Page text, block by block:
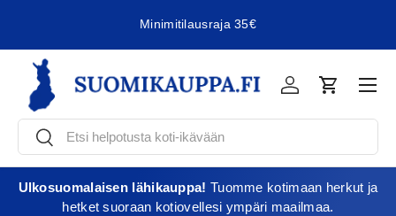
Minimitilausraja 35€
EtsiEtsi
KirjauduOstoskori
Ulkosuomalaisen lähikauppa! Tuomme kotimaan herkut ja
hetket suoraan kotiovellesi ympäri maailmaa.